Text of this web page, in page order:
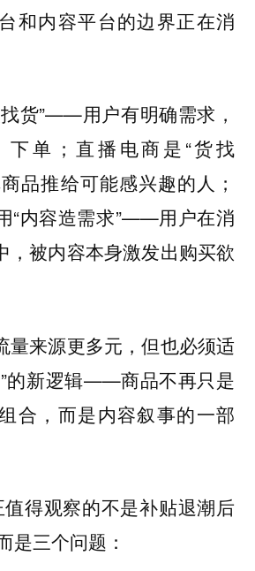
和内容平台的边界正在消
货”——用户有明确需求，
下单；直播电商是“货找
品推给可能感兴趣的人；
“内容造需求”——用户在消
，被内容本身激发出购买欲
量来源更多元，但也必须适
”的新逻辑——商品不再只是
合，而是内容叙事的一部
得观察的不是补贴退潮后
是三个问题：